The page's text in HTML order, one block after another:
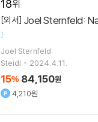
18
[외서] Joel Sternfeld:
]
Joel Sternfeld
Steidl
2024.4.11.
15% 84,150원
4,210원